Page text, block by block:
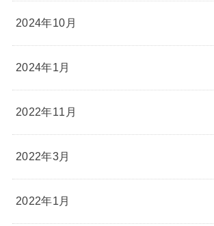
2024年10月
2024年1月
2022年11月
2022年3月
2022年1月